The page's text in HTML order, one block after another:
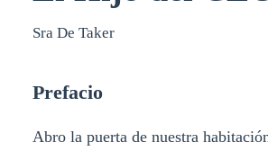
Sra De Taker
Prefacio
Abro la puerta de nuestra